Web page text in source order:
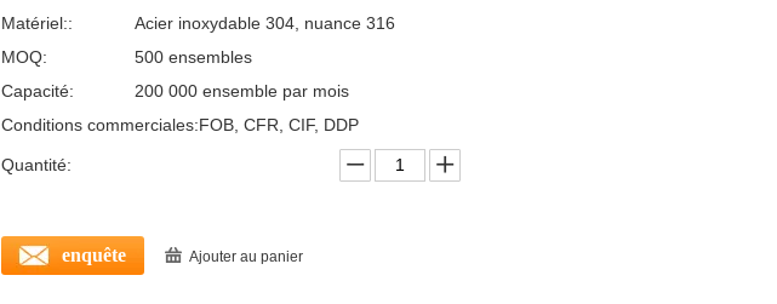
Matériel::
Acier inoxydable 304, nuance 316
MOQ:
500 ensembles
Capacité:
200 000 ensemble par mois
Conditions commerciales:FOB, CFR, CIF, DDP
Quantité:
enquête Ajouter au panier